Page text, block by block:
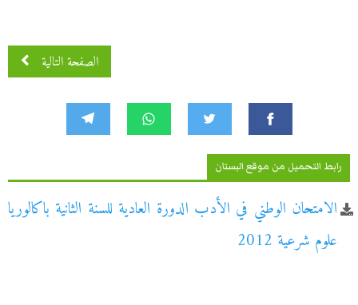
الصفحة التالية
رابط التحميل من موقع البستان
الامتحان الوطني في الأدب الدورة العادية للسنة الثانية باكالوريا
علوم شرعية 2012